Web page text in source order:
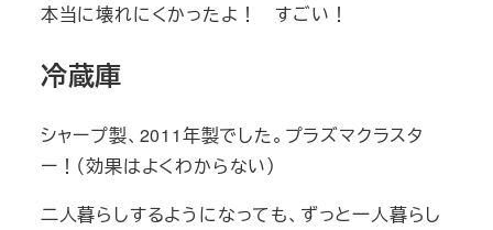
本当に壊れにくかったよ！ すごい！
冷蔵庫
シャープ製、2011年製でした。プラズマクラスタ
ー！（効果はよくわからない）
二人暮らしするようになっても、ずっと一人暮らし